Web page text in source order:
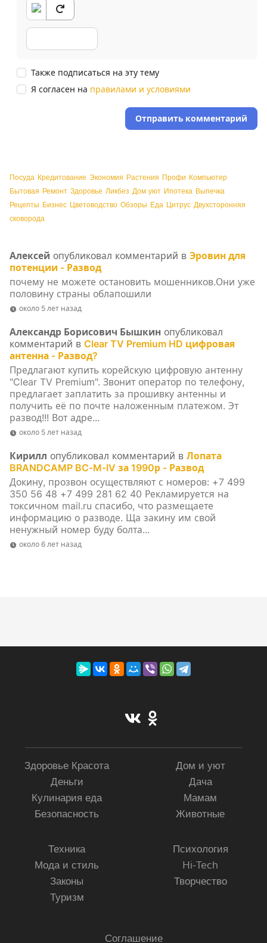
Также подписаться на эту тему
Я согласен на правилами и условиями
Отправить комментарий
Посуда Кредитование Экономия Растения Профи Компьютер
Бытовая Ремонт Здоровье Ликбез Дом уют Ипотека Выпечка
Рецепты Бизнес Цветоводство Обзоры Еда Цитрус Двухсторонняя
сковорода
Алексей опубликовал комментарий вЭровин для
потенции - Развод
почему не можете остановить мошенников.Они уже
половину страны облапошили
около 5 лет назад
Александр Борисович Бышкин опубликовал
комментарий вClear TV Premium HD цифровая
антенна - Развод?
Предлагают купить корейскую цифровую антенну
"Clear TV Premium". Звонит оператор по телефону,
предлагает заплатить за прошивку антенны и
получить её по почте наложенным платежом. Эт
развод!!! Вот адре...
около 5 лет назад
Кирилл опубликовал комментарий вЛопата
BRANDCAMP BC-M-IV за 1990р - Развод
Докину, прозвон осуществляют с номеров: +7 499
350 56 48 +7 499 281 62 40 Рекламируется на
токсичном mail.ru спасибо, что размещаете
информацию о разводе. Ща закину им свой
ненужный номер буду болта...
около 6 лет назад
Здоровье Красота
Деньги
Кулинария еда
Безопасность
Дом и уют
Дача
Мамам
Животные
Техника
Мода и стиль
Законы
Туризм
Психология
Hi-Tech
Творчество
Соглашение